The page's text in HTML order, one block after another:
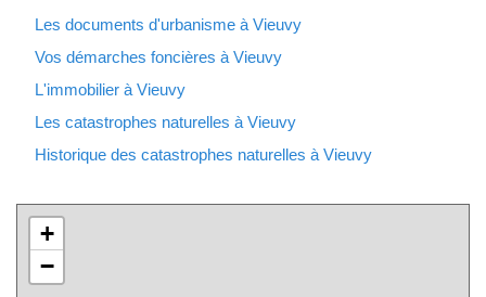
Les documents d'urbanisme à Vieuvy
Vos démarches foncières à Vieuvy
L'immobilier à Vieuvy
Les catastrophes naturelles à Vieuvy
Historique des catastrophes naturelles à Vieuvy
+
−